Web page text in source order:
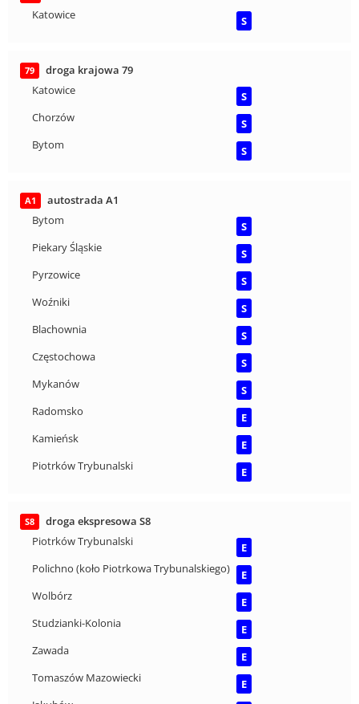
Katowice
S
79
droga krajowa 79
Katowice
S
Chorzów
S
Bytom
S
A1
autostrada A1
Bytom
S
Piekary Śląskie
S
Pyrzowice
S
Woźniki
S
Blachownia
S
Częstochowa
S
Mykanów
S
Radomsko
E
Kamieńsk
E
Piotrków Trybunalski
E
S8
droga ekspresowa S8
Piotrków Trybunalski
E
Polichno (koło Piotrkowa Trybunalskiego)
E
Wolbórz
E
Studzianki-Kolonia
E
Zawada
E
Tomaszów Mazowiecki
E